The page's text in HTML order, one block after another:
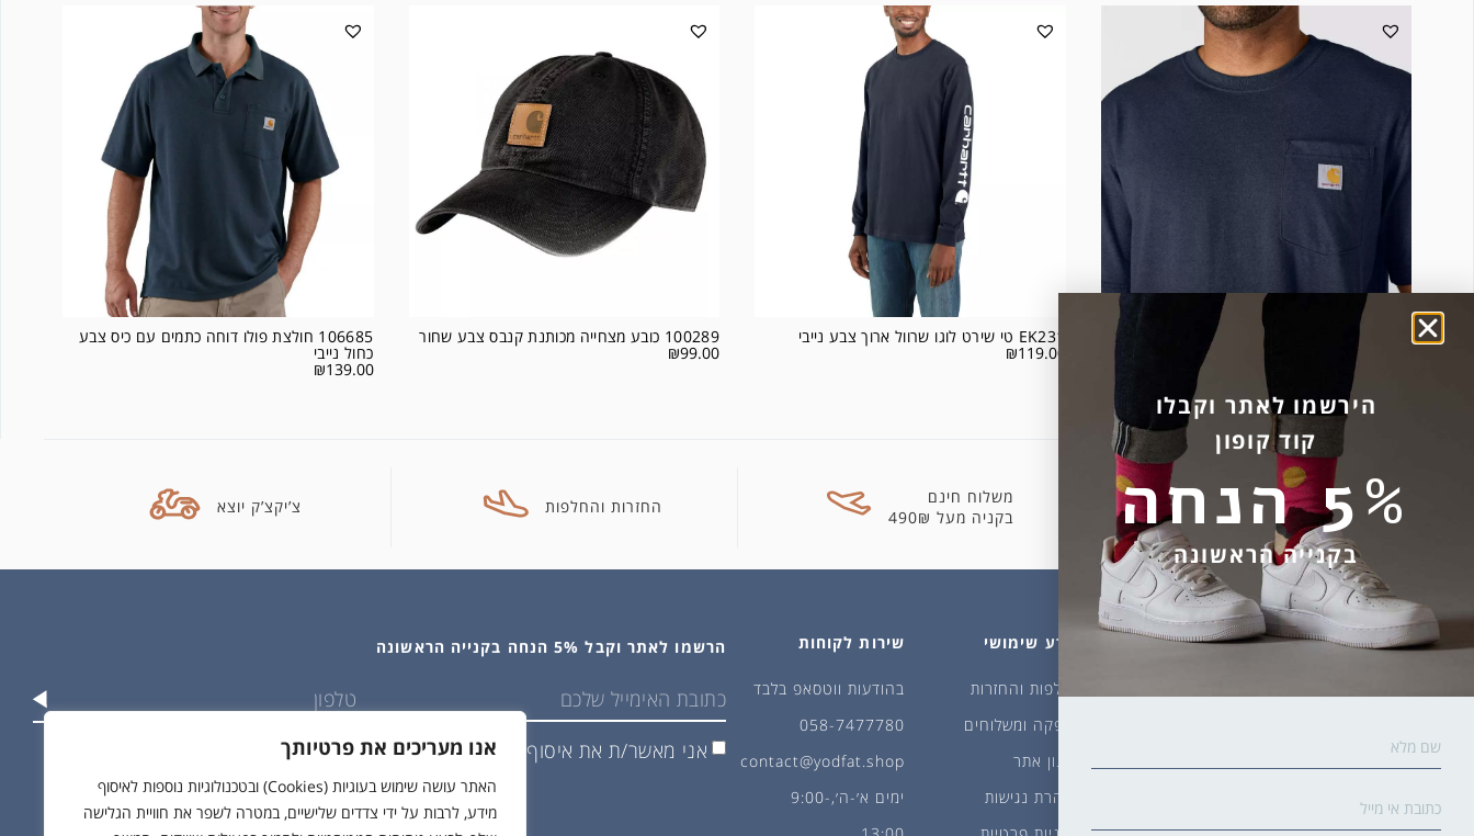
אנו מעריכים את פרטיותך
האתר עושה שימוש בעוגיות (Cookies) ובטכנולוגיות נוספות לאיסוף
מידע, לרבות על ידי צדדים שלישיים, במטרה לשפר את חוויית הגלישה
103296 חולצת T עם כיס לעבודה צבע נייבי EK231 טי שירט לוגו שרוול ארוך צבע נייבי
₪119.00
100289 כובע מצחייה מכותנת קנבס צבע שחור
₪99.00
106685 חולצת פולו דוחה כתמים עם כיס צבע
כחול נייבי
₪139.00
קניה מאובטחת
משלוח חינם
בקניה מעל 490₪
החזרות והחלפות צ’יקצ’ק יוצא
מהחנות עלינו מידע שימושי
החלפות והחזרות
אספקה ומשלוחים
תקנון אתר
הצהרת נגישות
שירות לקוחות
בהודעות ווטסאפ בלבד
058-7477780
contact@yodfat.shop
ימים א׳-ה׳,9:00-
הרשמו לאתר וקבל 5% הנחה בקנייה הראשונה
אני מאשר/ת את איסוף ושימוש בפרטים שלי בהתאם למדיניות הפרטיות
הירשמו לאתר וקבלו
קוד קופון
5% הנחה
בקנייה הראשונה